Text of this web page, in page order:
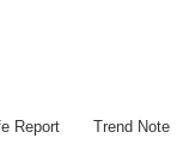
Report Trend Note